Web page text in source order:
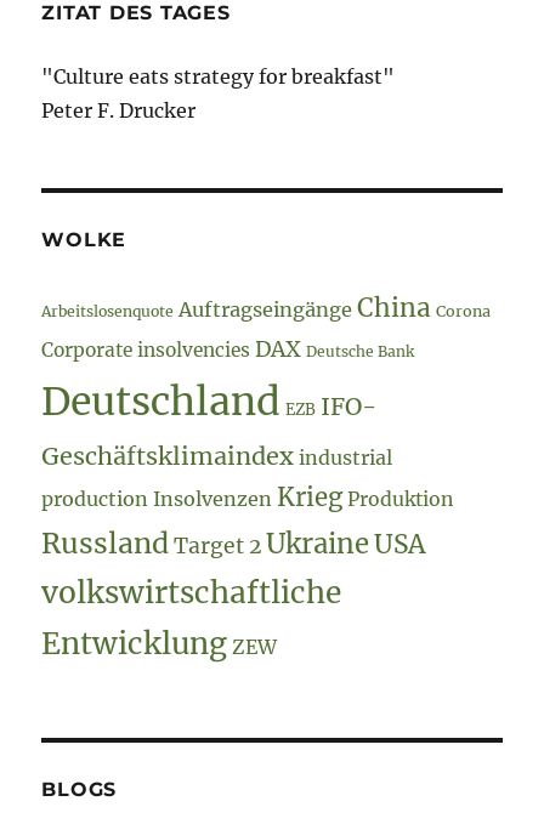
ZITAT DES TAGES
"Culture eats strategy for breakfast"
Peter F. Drucker
WOLKE
Arbeitslosenquote Auftragseingänge China Corona
Corporate insolvencies DAX Deutsche Bank
Deutschland EZB IFO-
Geschäftsklimaindex industrial
production Insolvenzen Krieg Produktion
Russland Target 2 Ukraine USA
volkswirtschaftliche
Entwicklung ZEW
BLOGS